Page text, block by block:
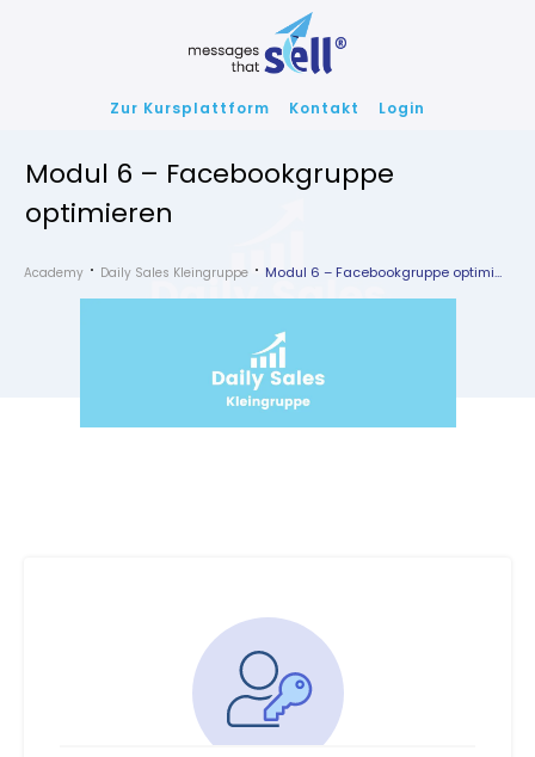
Zur Kursplattform Kontakt Login
Modul 6 – Facebookgruppe
optimieren
Academy Daily Sales Kleingruppe Modul 6 – Facebookgruppe optimieren